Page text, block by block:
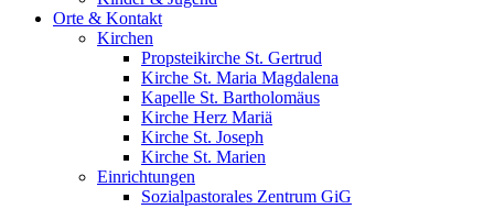
Orte & Kontakt
Kirchen
Propsteikirche St. Gertrud
Kirche St. Maria Magdalena
Kapelle St. Bartholomäus
Kirche Herz Mariä
Kirche St. Joseph
Kirche St. Marien
Einrichtungen
Sozialpastorales Zentrum GiG